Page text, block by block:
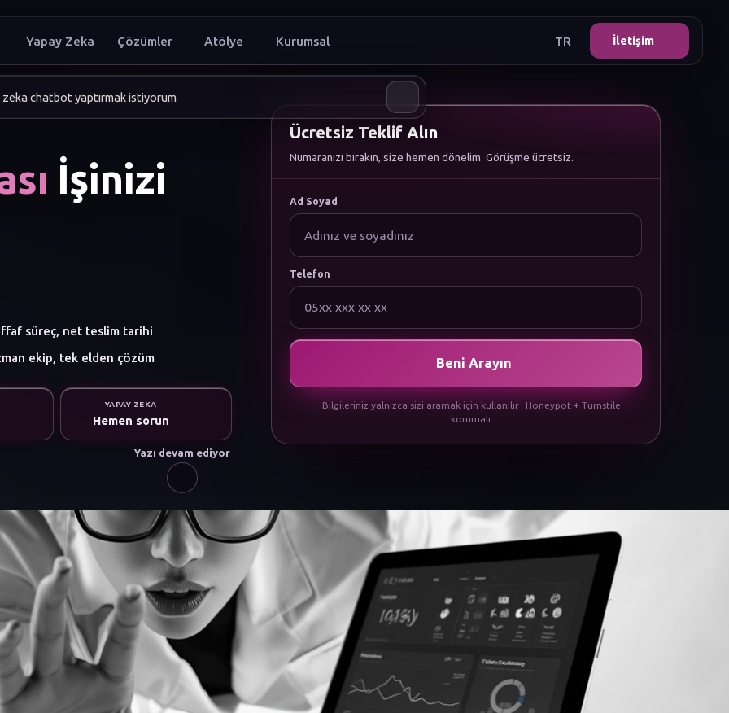
Yapay Zeka Çözümler Atölye Kurumsal TR İletişim
dijitalde büy
İşinizi
süreç, net teslim tarihi
ekip, tek elden çözüm
YAPAY ZEKA
Hemen sorun
Ücretsiz Teklif Alın
Numaranızı bırakın, size hemen dönelim. Görüşme ücretsiz.
Ad Soyad
Telefon
Beni Arayın
Bilgileriniz yalnızca sizi aramak için kullanılır · Honeypot + Turnstile
korumalı.
Yazı devam ediyor